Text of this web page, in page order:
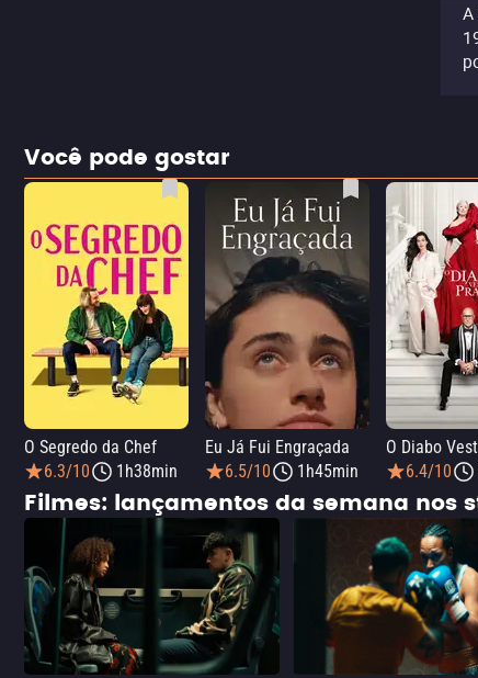
Você pode gostar
O Segredo da Chef
6.3/10
1h38min
Eu Já Fui Engraçada
6.5/10
1h45min
O Diabo
6.4/10
Filmes: lançamentos da semana nos